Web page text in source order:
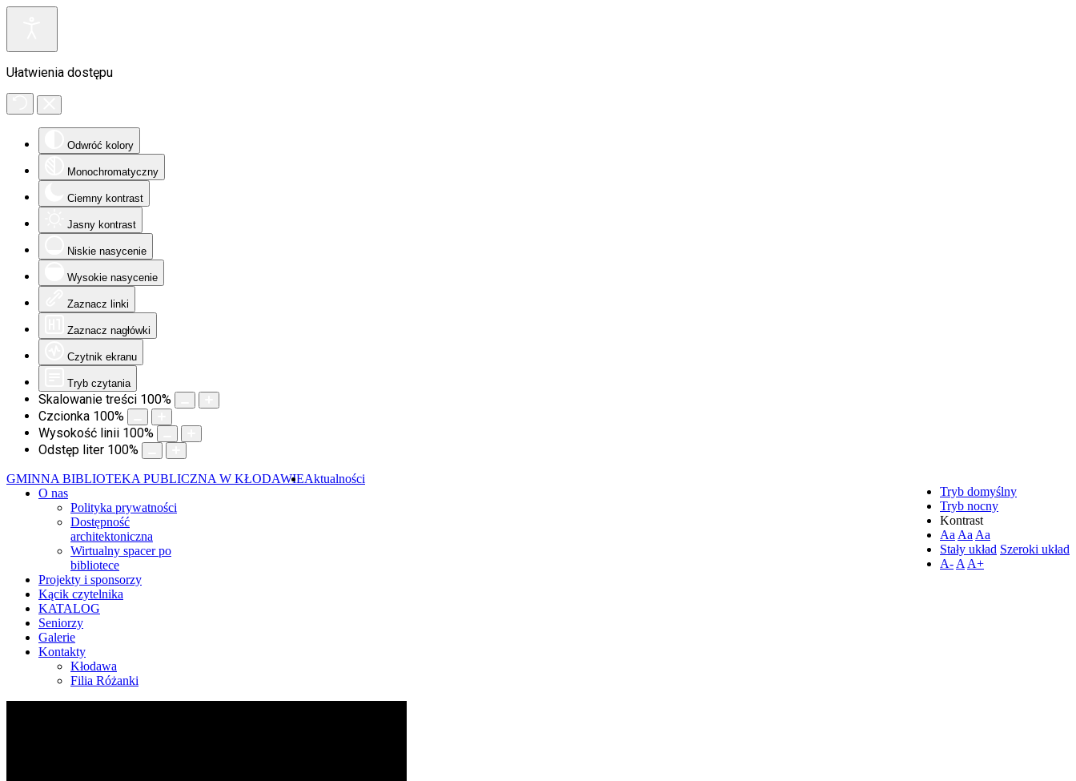
Ułatwienia dostępu
Odwróć kolory
Monochromatyczny
Ciemny kontrast
Jasny kontrast
Niskie nasycenie
Wysokie nasycenie
Zaznacz linki
Zaznacz nagłówki
Czytnik ekranu
Tryb czytania
Skalowanie treści 100%
Czcionka 100%
Wysokość linii 100%
Odstęp liter 100%
Tryb domyślny
Tryb nocny
Kontrast
Aa Aa Aa
Stały układ Szeroki układ
A- A A+
GMINNA BIBLIOTEKA PUBLICZNA W KŁODAWIEAktualności
O nas
Polityka prywatności
Dostępność
architektoniczna
Wirtualny spacer po
bibliotece
Projekty i sponsorzy
Kącik czytelnika
KATALOG
Seniorzy
Galerie
Kontakty
Kłodawa
Filia Różanki